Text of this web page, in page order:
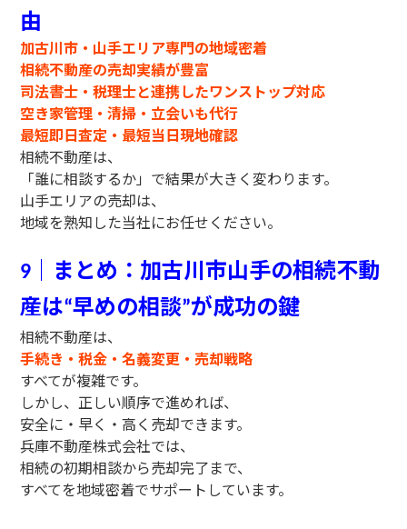
由
加古川市・山手エリア専門の地域密着
相続不動産の売却実績が豊富
司法書士・税理士と連携したワンストップ対応
空き家管理・清掃・立会いも代行
最短即日査定・最短当日現地確認
相続不動産は、
「誰に相談するか」で結果が大きく変わります。
山手エリアの売却は、
地域を熟知した当社にお任せください。
9 ｜まとめ：加古川市山手の相続不動
産は“早めの相談”が成功の鍵
相続不動産は、
手続き・税金・名義変更・売却戦略
すべてが複雑です。
しかし、正しい順序で進めれば、
安全に・早く・高く売却できます。
兵庫不動産株式会社では、
相続の初期相談から売却完了まで、
すべてを地域密着でサポートしています。